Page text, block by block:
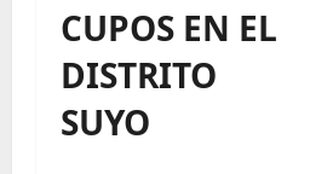
CUPOS EN EL
DISTRITO
SUYO